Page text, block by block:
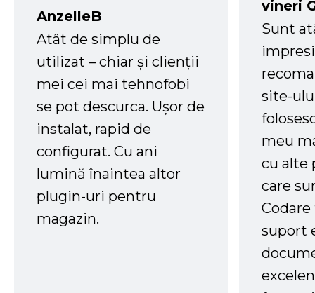
AnzelleB
Atât de simplu de
utilizat – chiar și clienții
mei cei mai tehnofobi
se pot descurca. Ușor de
instalat, rapid de
configurat. Cu ani
lumină înaintea altor
plugin-uri pentru
magazin.
vineri
Sunt
site-
meu
cu alte
care
suport